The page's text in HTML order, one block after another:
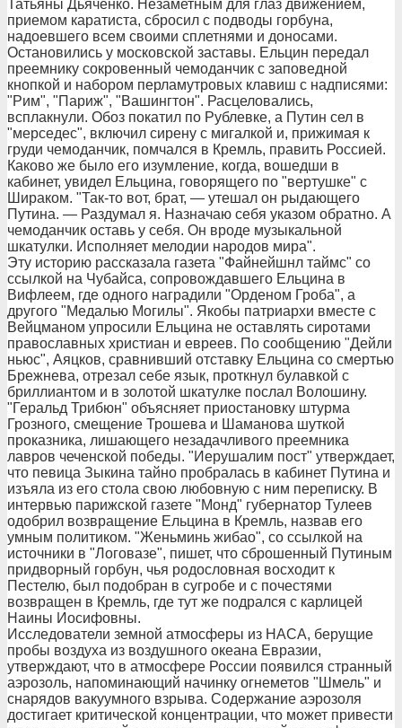
Татьяны Дьяченко. Незаметным для глаз движением,
приемом каратиста, сбросил с подводы горбуна,
надоевшего всем своими сплетнями и доносами.
Остановились у московской заставы. Ельцин передал
преемнику сокровенный чемоданчик с заповедной
кнопкой и набором перламутровых клавиш с надписями:
"Рим", "Париж", "Вашингтон". Расцеловались,
всплакнули. Обоз покатил по Рублевке, а Путин сел в
"мерседес", включил сирену с мигалкой и, прижимая к
груди чемоданчик, помчался в Кремль, править Россией.
Каково же было его изумление, когда, вошедши в
кабинет, увидел Ельцина, говорящего по "вертушке" с
Шираком. "Так-то вот, брат, — утешал он рыдающего
Путина. — Раздумал я. Назначаю себя указом обратно. А
чемоданчик оставь у себя. Он вроде музыкальной
шкатулки. Исполняет мелодии народов мира".
Эту историю рассказала газета "Файнейшнл таймс" со
ссылкой на Чубайса, сопровождавшего Ельцина в
Вифлеем, где одного наградили "Орденом Гроба", а
другого "Медалью Могилы". Якобы патриархи вместе с
Вейцманом упросили Ельцина не оставлять сиротами
православных христиан и евреев. По сообщению "Дейли
ньюс", Аяцков, сравнивший отставку Ельцина со смертью
Брежнева, отрезал себе язык, проткнул булавкой с
бриллиантом и в золотой шкатулке послал Волошину.
"Геральд Трибюн" объясняет приостановку штурма
Грозного, смещение Трошева и Шаманова шуткой
проказника, лишающего незадачливого преемника
лавров чеченской победы. "Иерушалим пост" утверждает,
что певица Зыкина тайно пробралась в кабинет Путина и
изъяла из его стола свою любовную с ним переписку. В
интервью парижской газете "Монд" губернатор Тулеев
одобрил возвращение Ельцина в Кремль, назвав его
умным политиком. "Женьминь жибао", со ссылкой на
источники в "Логовазе", пишет, что сброшенный Путиным
придворный горбун, чья родословная восходит к
Пестелю, был подобран в сугробе и с почестями
возвращен в Кремль, где тут же подрался с карлицей
Наины Иосифовны.
Исследователи земной атмосферы из НАСА, берущие
пробы воздуха из воздушного океана Евразии,
утверждают, что в атмосфере России появился странный
аэрозоль, напоминающий начинку огнеметов "Шмель" и
снарядов вакуумного взрыва. Содержание аэрозоля
достигает критической концентрации, что может привести